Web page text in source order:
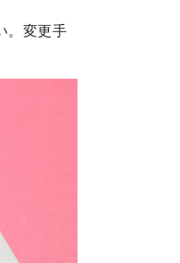
。変更手